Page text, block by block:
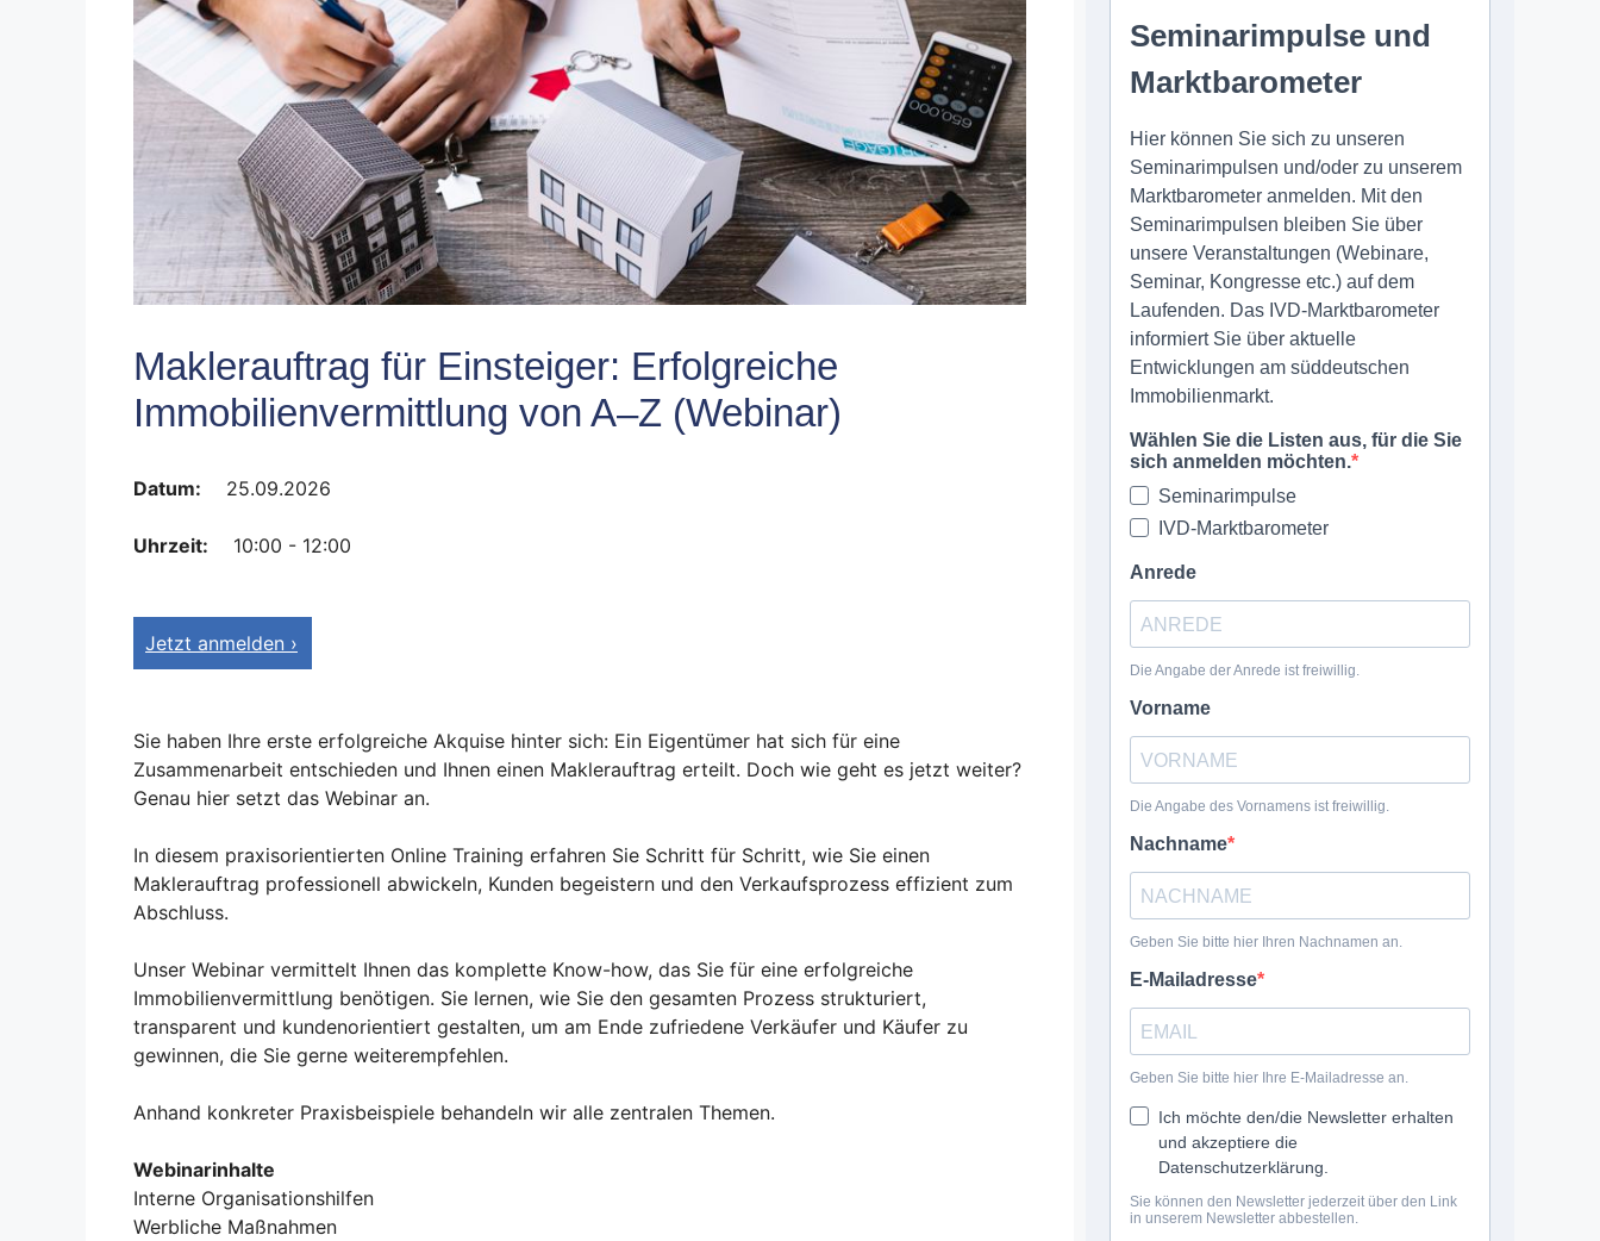
Maklerauftrag für Einsteiger: Erfolgreiche
Immobilienvermittlung von A–Z (Webinar)
Datum: 25.09.2026
Uhrzeit: 10:00 - 12:00
Jetzt anmelden ›
Sie haben Ihre erste erfolgreiche Akquise hinter sich: Ein Eigentümer hat sich für eine
Zusammenarbeit entschieden und Ihnen einen Maklerauftrag erteilt. Doch wie geht es jetzt weiter?
Genau hier setzt das Webinar an.
In diesem praxisorientierten Online Training erfahren Sie Schritt für Schritt, wie Sie einen
Maklerauftrag professionell abwickeln, Kunden begeistern und den Verkaufsprozess effizient zum
Abschluss.
Unser Webinar vermittelt Ihnen das komplette Know-how, das Sie für eine erfolgreiche
Immobilienvermittlung benötigen. Sie lernen, wie Sie den gesamten Prozess strukturiert,
transparent und kundenorientiert gestalten, um am Ende zufriedene Verkäufer und Käufer zu
gewinnen, die Sie gerne weiterempfehlen.
Anhand konkreter Praxisbeispiele behandeln wir alle zentralen Themen.
Webinarinhalte
Interne Organisationshilfen
Werbliche Maßnahmen